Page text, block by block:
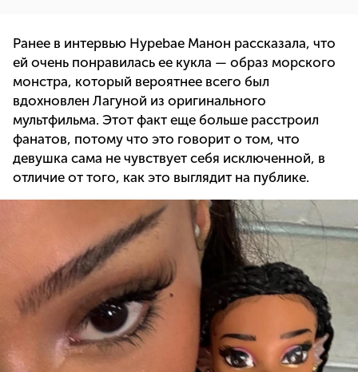
Ранее в интервью Hypebae Манон рассказала, что
ей очень понравилась ее кукла — образ морского
монстра, который вероятнее всего был
вдохновлен Лагуной из оригинального
мультфильма. Этот факт еще больше расстроил
фанатов, потому что это говорит о том, что
девушка сама не чувствует себя исключенной, в
отличие от того, как это выглядит на публике.